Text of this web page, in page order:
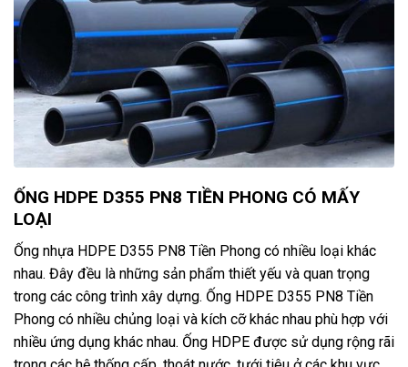
ỐNG HDPE D355 PN8 TIỀN PHONG CÓ MẤY
LOẠI
Ống nhựa HDPE D355 PN8 Tiền Phong có nhiều loại khác
nhau. Đây đều là những sản phẩm thiết yếu và quan trọng
trong các công trình xây dựng. Ống HDPE D355 PN8 Tiền
Phong có nhiều chủng loại và kích cỡ khác nhau phù hợp với
nhiều ứng dụng khác nhau. Ống HDPE được sử dụng rộng rãi